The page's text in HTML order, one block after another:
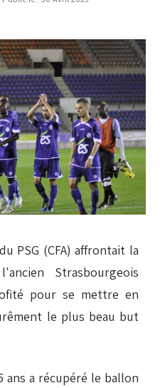
PSG (CFA) affrontait la
Strasbourgeois
pour se mettre en
le plus beau but
ans a récupéré le ballon